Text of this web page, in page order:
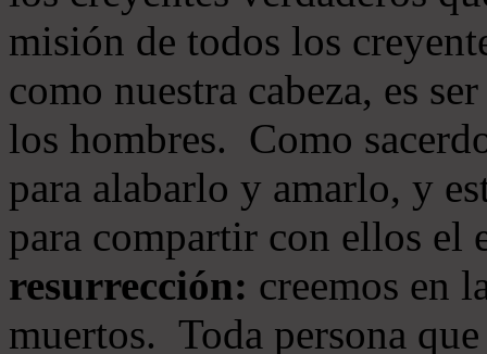
misión de todos los
como nuestra cabeza, es
los hombres. Como
para alabarlo y amarlo, y
para compartir con ellos el
resurrección: creemos en
muertos. Toda persona